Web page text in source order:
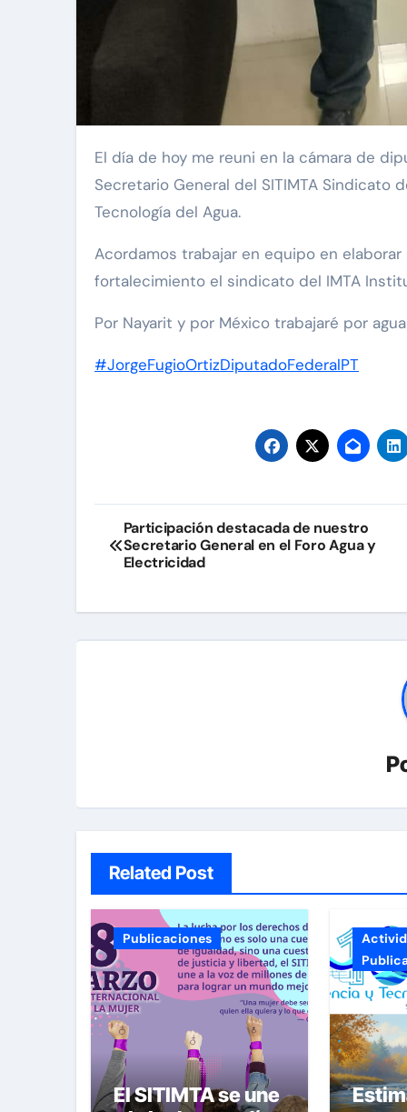
El día de hoy me reuni en la cámara de diputados con Jorge Humberto Salgado Rabadán
Secretario General del SITIMTA Sindicato
Tecnología del Agua.
Acordamos trabajar en equipo en
fortalecimiento el sindicato del IMTA
Por Nayarit y por México trabajaré por
#JorgeFugioOrtizDiputadoFederalPT
Navegación
de
Participación destacada de nuestro
Secretario General en el Foro Agua y
Electricidad
Related Post
Publicaciones
El SITIMTA se une